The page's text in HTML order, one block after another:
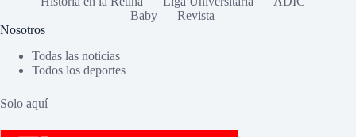
Baby
Revista
Nosotros
Todas las noticias
Todos los deportes
Solo aquí